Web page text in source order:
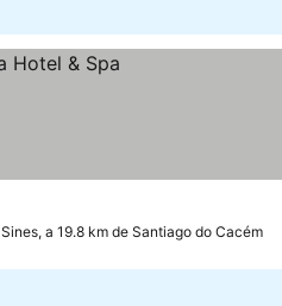
Sines, a 19.8 km de Santiago do Cacém